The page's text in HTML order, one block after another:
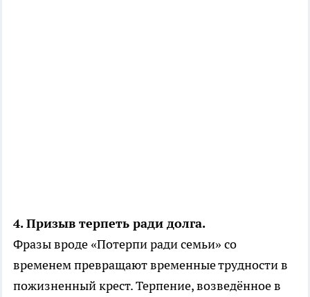
4. Призыв терпеть ради долга.
Фразы вроде «Потерпи ради семьи» со
временем превращают временные трудности в
пожизненный крест. Терпение, возведённое в